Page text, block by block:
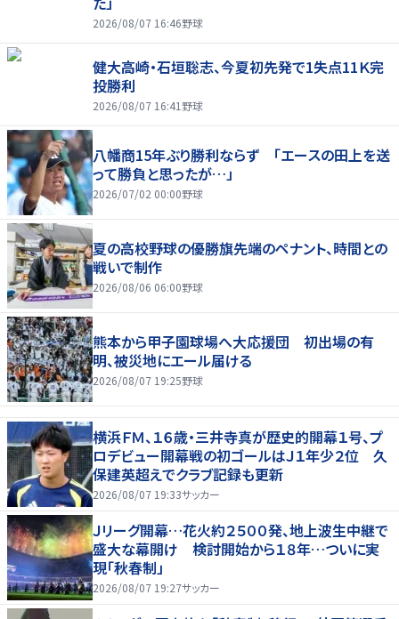
2026/08/07 16:46野球
健大高崎・石垣聡志、今夏初先発で1失点11Ｋ完
投勝利
2026/08/07 16:41 野球
八幡商15年ぶり勝利ならず 「エースの田上を送
って勝負と思ったが…」
2026/07/02 00:00野球
夏の高校野球の優勝旗先端のペナント、時間との
戦いで制作
2026/08/06 06:00野球
熊本から甲子園球場へ大応援団 初出場の有
明、被災地にエール届ける
2026/08/07 19:25野球
横浜ＦＭ、１６歳・三井寺真が歴史的開幕１号、プ
ロデビュー開幕戦の初ゴールはＪ１年少２位 久
保建英超えでクラブ記録も更新
2026/08/07 19:33サッカー
Ｊリーグ開幕…花火約２５００発、地上波生中継で
盛大な幕開け 検討開始から１８年…ついに実
現「秋春制」
2026/08/07 19:27サッカー